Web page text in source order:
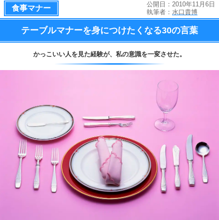
食事マナー
公開日：2010年11月6日
執筆者： 水口貴博
テーブルマナーを身につけたくなる30の言葉
かっこいい人を見た経験が、 私の意識を一変させた。